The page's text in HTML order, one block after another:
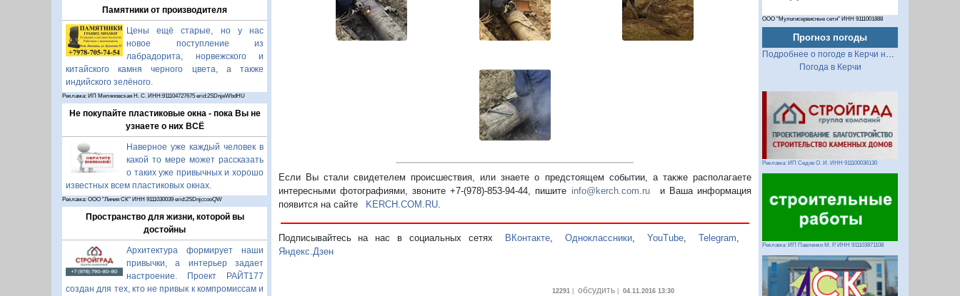
Памятники от производителя
Цены ещё старые, но у нас
новое поступление из
лабрадорита, норвежского и
китайского камня черного цвета, а также
индийского зелёного.
Реклама: ИП Миляновская Н. С. ИНН:911104727675 erid:2SDnjeWbdHU
Не покупайте пластиковые окна - пока Вы не
узнаете о них ВСЁ
Наверное уже каждый человек в
какой то мере может рассказать
о таких уже привычных и хорошо
известных всем пластиковых окнах.
Реклама: ООО "Линия СК" ИНН 9111030039 erid:2SDnjccooQW
Пространство для жизни, которой вы
достойны
Архитектура формирует наши
привычки, а интерьер задает
настроение. Проект РАЙТ177
создан для тех, кто не привык к компромиссам и
Если Вы стали свидетелем происшествия, или знаете о предстоящем событии, а также располагаете
интересными фотографиями, звоните +7-(978)-853-94-44, пишите info@kerch.com.ru и Ваша информация
появится на сайте KERCH.COM.RU.
Подписывайтесь на нас в социальных сетях ВКонтакте Одноклассники ,YouTube ,Telegram
Яндекс.Дзен
12291 |обсудить |04.11.2016 13:30
ООО "Мультисервисные сети" ИНН 9111001888
Прогноз погоды
Подробнее о погоде в Керчи на 2 недели
Погода в Керчи
Реклама: ИП Седов О. И. ИНН 911100036130
Реклама: ИП Павленко М. Р. ИНН 911103871108